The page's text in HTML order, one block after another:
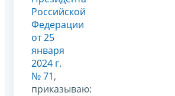
Российской
Федерации
от 25
января
2024 г.
№ 71,
приказываю: